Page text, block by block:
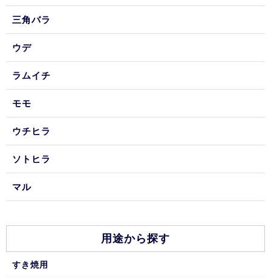
三角バラ
ウデ
ラムイチ
モモ
ウチヒラ
ソトヒラ
マル
用途から探す
すき焼用